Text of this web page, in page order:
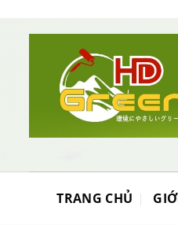
TRANG CHỦ